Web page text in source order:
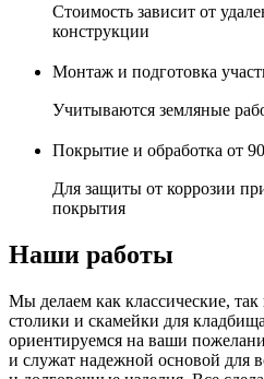
Стоимость зависит от
конструкции
Монтаж и подготовка
Учитываются земляные
Покрытие и обработка от
Для защиты от коррозии
покрытия
Наши работы
Мы делаем как классические, так
столики и скамейки для
ориентируемся на ваши
и служат надежной основой для